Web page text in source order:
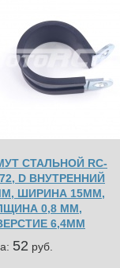
СТАЛЬНОЙ RC-
D ВНУТРЕННИЙ
ШИРИНА 15ММ,
0,8 ММ,
6,4ММ
52 pуб.